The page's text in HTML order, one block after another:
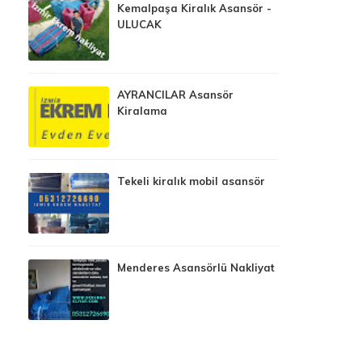
Kemalpaşa Kiralık Asansör -
ULUCAK
AYRANCILAR Asansör
Kiralama
Tekeli kiralık mobil asansör
Menderes Asansörlü Nakliyat